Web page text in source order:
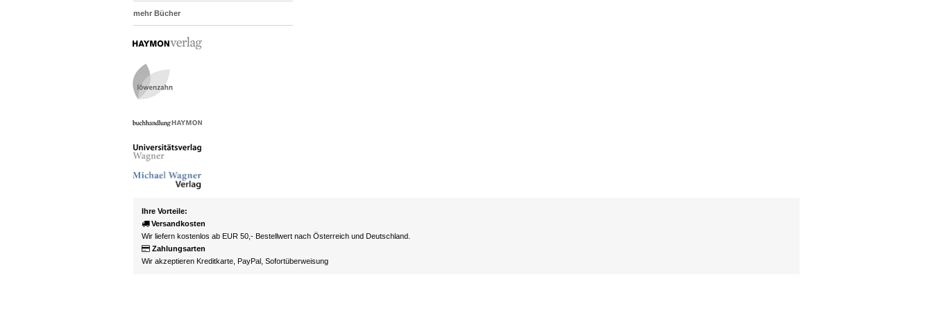
mehr Bücher
Ihre Vorteile:
Versandkosten
Wir liefern kostenlos ab EUR 50,- Bestellwert nach Österreich und Deutschland.
Zahlungsarten
Wir akzeptieren Kreditkarte, PayPal, Sofortüberweisung